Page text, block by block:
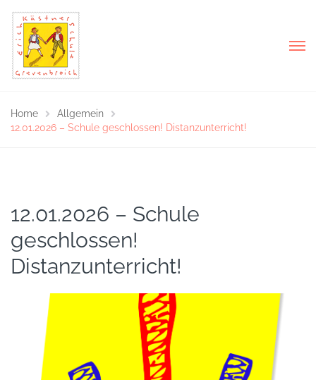
Home
Allgemein
12.01.2026 – Schule geschlossen! Distanzunterricht!
12.01.2026 – Schule
geschlossen!
Distanzunterricht!